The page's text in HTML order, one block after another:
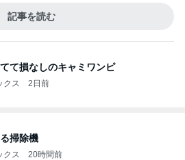
記事を読む
て損なしのキャミワンピ
クス 2日前
掃除機
クス 20時間前